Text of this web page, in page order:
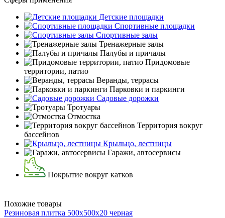
Детские площадки
Спортивные площадки
Спортивные залы
Тренажерные залы
Палубы и причалы
Придомовые
территории, патио
Веранды, террасы
Парковки и паркинги
Садовые дорожки
Тротуары
Отмостка
Территория вокруг
бассейнов
Крыльцо, лестницы
Гаражи, автосервисы
Покрытие вокруг катков
Похожие товары
Резиновая плитка 500х500х20 черная